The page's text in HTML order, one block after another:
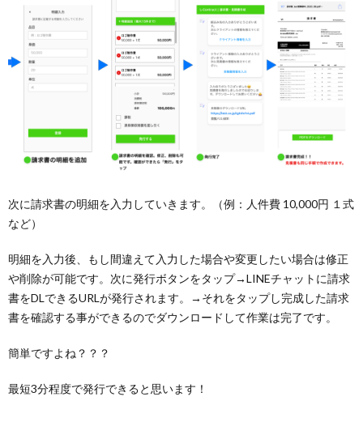
次に請求書の明細を入力していきます。（例：人件費 10,000円 １式
など）
明細を入力後、もし間違えて入力した場合や変更したい場合は修正
や削除が可能です。次に発行ボタンをタップ→LINEチャットに請求
書をDLできるURLが発行されます。→それをタップし完成した請求
書を確認する事ができるのでダウンロードして作業は完了です。
簡単ですよね？？？
最短3分程度で発行できると思います！